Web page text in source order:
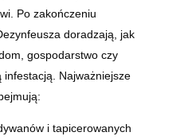
Po zakończeniu
doradzają, jak
gospodarstwo czy
Najważniejsze
i tapicerowanych